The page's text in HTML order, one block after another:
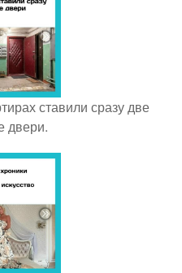
ставили сразу две
двери.